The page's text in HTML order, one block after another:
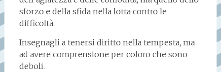
sforzo e della sfida nella lotta contro le
difficoltà.
Insegnagli a tenersi diritto nella tempesta, ma
ad avere comprensione per coloro che sono
deboli.